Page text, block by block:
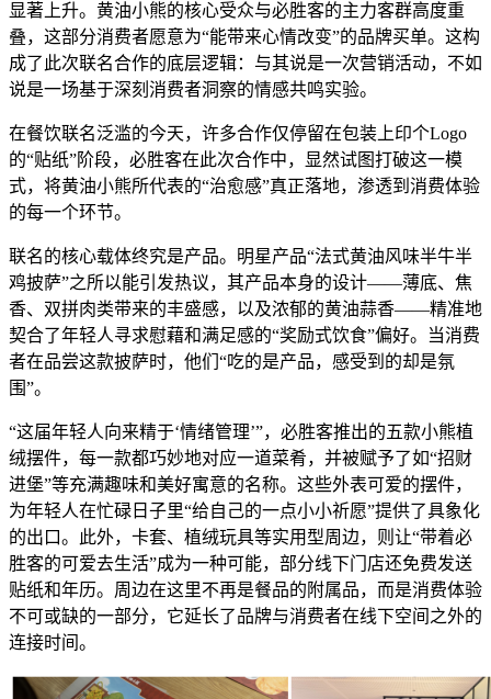
显著上升。黄油小熊的核心受众与必胜客的主力客群高度重
叠，这部分消费者愿意为“能带来心情改变”的品牌买单。这构
成了此次联名合作的底层逻辑：与其说是一次营销活动，不如
说是一场基于深刻消费者洞察的情感共鸣实验。
在餐饮联名泛滥的今天，许多合作仅停留在包装上印个Logo
的“贴纸”阶段，必胜客在此次合作中，显然试图打破这一模
式，将黄油小熊所代表的“治愈感”真正落地，渗透到消费体验
的每一个环节。
联名的核心载体终究是产品。明星产品“法式黄油风味半牛半
鸡披萨”之所以能引发热议，其产品本身的设计——薄底、焦
香、双拼肉类带来的丰盛感，以及浓郁的黄油蒜香——精准地
契合了年轻人寻求慰藉和满足感的“奖励式饮食”偏好。当消费
者在品尝这款披萨时，他们“吃的是产品，感受到的却是氛
围”。
“这届年轻人向来精于‘情绪管理’”，必胜客推出的五款小熊植
绒摆件，每一款都巧妙地对应一道菜肴，并被赋予了如“招财
进堡”等充满趣味和美好寓意的名称。这些外表可爱的摆件，
为年轻人在忙碌日子里“给自己的一点小小祈愿”提供了具象化
的出口。此外，卡套、植绒玩具等实用型周边，则让“带着必
胜客的可爱去生活”成为一种可能，部分线下门店还免费发送
贴纸和年历。周边在这里不再是餐品的附属品，而是消费体验
不可或缺的一部分，它延长了品牌与消费者在线下空间之外的
连接时间。